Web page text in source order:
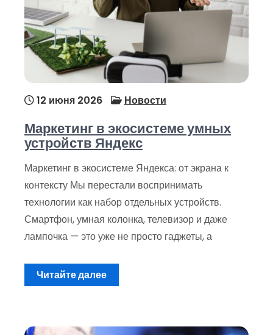
12 июня 2026 Новости
Маркетинг в экосистеме умных
устройств Яндекс
Маркетинг в экосистеме Яндекса: от экрана к
контексту Мы перестали воспринимать
технологии как набор отдельных устройств.
Смартфон, умная колонка, телевизор и даже
лампочка — это уже не просто гаджеты, а
Читайте далее